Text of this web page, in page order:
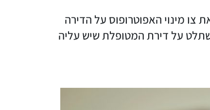
מינוי האפוטרופוס על הדירה
על דירת המטופלת שיש עליה